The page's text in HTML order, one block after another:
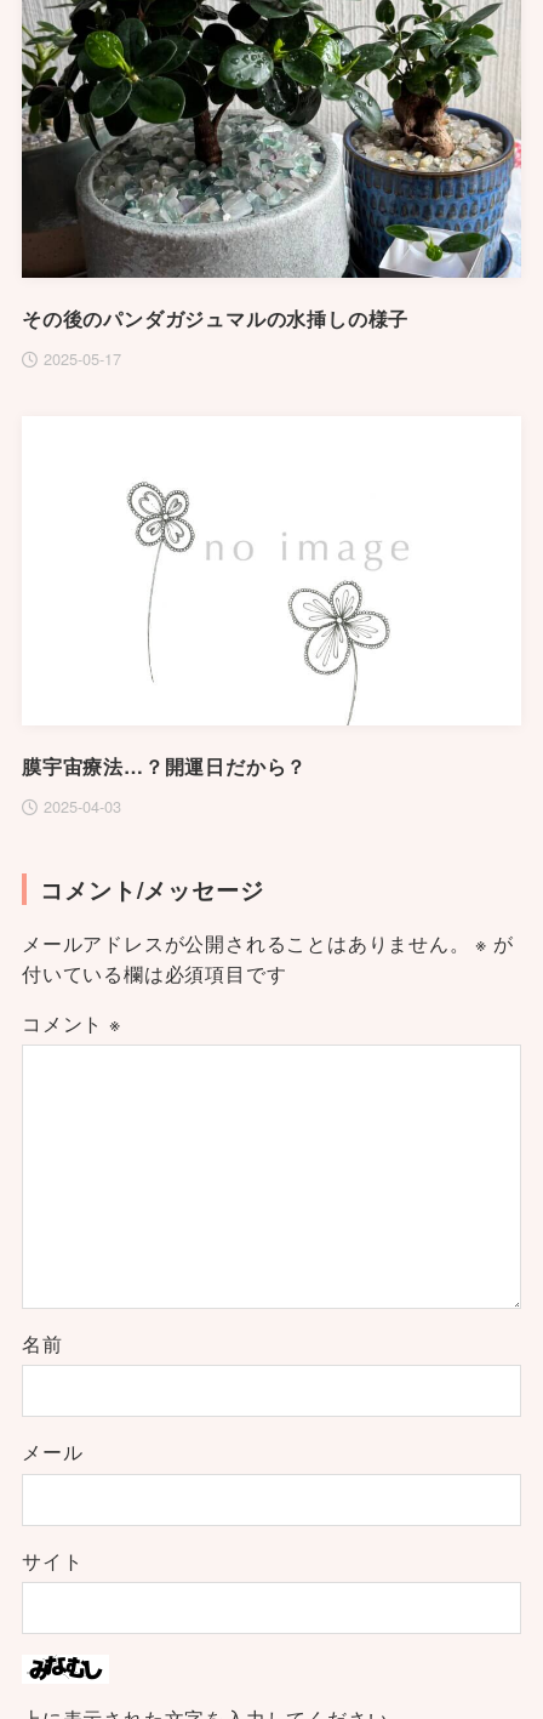
その後のパンダガジュマルの水挿しの様子
2025-05-17
膜宇宙療法…？開運日だから？
2025-04-03
コメント/メッセージ
メールアドレスが公開されることはありません。 ※ が
付いている欄は必須項目です
コメント ※
名前
メール
サイト